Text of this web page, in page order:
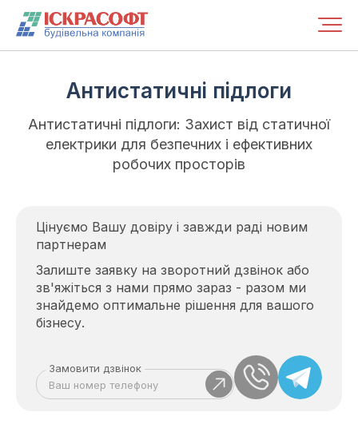
Антистатичні підлоги
Антистатичні підлоги: Захист від статичної
електрики для безпечних і ефективних
робочих просторів
Цінуємо Вашу довіру і завжди раді новим
партнерам
Залиште заявку на зворотний дзвінок або
зв'яжіться з нами прямо зараз - разом ми
знайдемо оптимальне рішення для вашого
бізнесу.
Замовити дзвінок